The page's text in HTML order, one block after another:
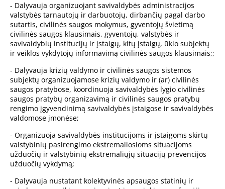
- Dalyvauja organizuojant savivaldybės administracijos
valstybės tarnautojų ir darbuotojų, dirbančių pagal darbo
sutartis, civilinės saugos mokymus, gyventojų švietimą
civilinės saugos klausimais, gyventojų, valstybės ir
savivaldybių institucijų ir įstaigų, kitų įstaigų, ūkio subjektų
ir veiklos vykdytojų informavimą civilinės saugos klausimais;;
- Dalyvauja krizių valdymo ir civilinės saugos sistemos
subjektų organizuojamose krizių valdymo ir (ar) civilinės
saugos pratybose, koordinuoja savivaldybės lygio civilinės
saugos pratybų organizavimą ir civilinės saugos pratybų
rengimo įgyvendinimą savivaldybės įstaigose ir savivaldybės
valdomose įmonėse;
- Organizuoja savivaldybės institucijoms ir įstaigoms skirtų
valstybinių pasirengimo ekstremaliosioms situacijoms
užduočių ir valstybinių ekstremaliųjų situacijų prevencijos
užduočių vykdymą;
- Dalyvauja nustatant kolektyvinės apsaugos statinių ir